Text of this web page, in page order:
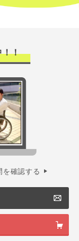
！！
確認する